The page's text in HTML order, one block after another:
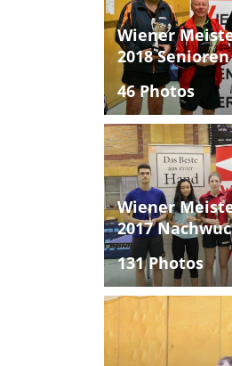
Wiener
2018 Senioren
46 Photos
Wiener
2017
131 Photos